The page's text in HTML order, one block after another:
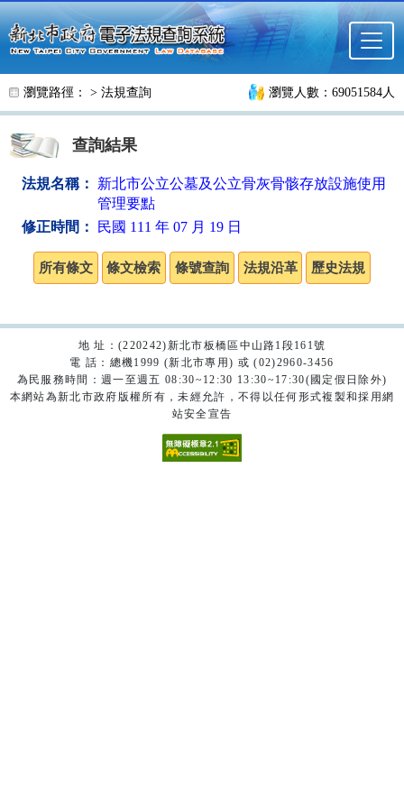
跳至主要內容
瀏覽路徑： > 法規查詢 瀏覽人數：69051584人
查詢結果
法規名稱：
新北市公立公墓及公立骨灰骨骸存放設施使用
管理要點
修正時間：
民國 111 年 07 月 19 日
地 址：(220242)新北市板橋區中山路1段161號
電 話：總機1999 (新北市專用) 或 (02)2960-3456
為民服務時間：週一至週五 08:30~12:30 13:30~17:30(國定假日除外)
本網站為新北市政府版權所有，未經允許，不得以任何形式複製和採用網
站安全宣告